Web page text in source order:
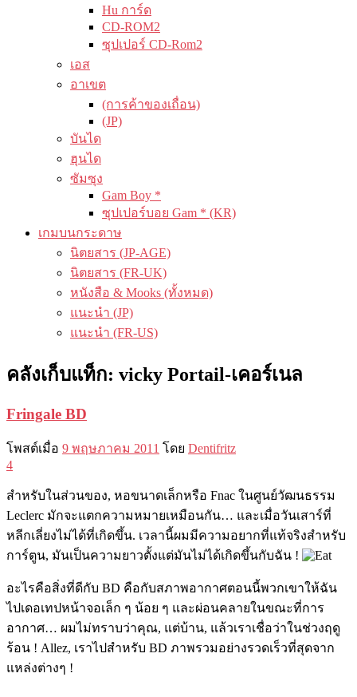
Hu การ์ด
CD-ROM2
ซุปเปอร์ CD-Rom2
เอส
อาเขต
(การค้าของเถื่อน)
(JP)
บันได
ฮุนได
ซัมซุง
Gam Boy *
ซุปเปอร์บอย Gam * (KR)
เกมบนกระดาษ
นิตยสาร (JP-AGE)
นิตยสาร (FR-UK)
หนังสือ & Mooks (ทั้งหมด)
แนะนำ (JP)
แนะนำ (FR-US)
คลังเก็บแท็ก: vicky Portail-เคอร์เนล
Fringale BD
โพสต์เมื่อ 9 พฤษภาคม 2011 โดย Dentifritz
4
สำหรับในส่วนของ, หอขนาดเล็กหรือ Fnac ในศูนย์วัฒนธรรม
Leclerc มักจะแตกความหมายเหมือนกัน… และเมื่อวันเสาร์ที่
หลีกเลี่ยงไม่ได้ที่เกิดขึ้น. เวลานี้ผมมีความอยากที่แท้จริงสำหรับ
การ์ตูน, มันเป็นความยาวตั้งแต่มันไม่ได้เกิดขึ้นกับฉัน !
อะไรคือสิ่งที่ดีกับ BD คือกับสภาพอากาศตอนนี้พวกเขาให้ฉัน
ไปเดอเทปหน้าจอเล็ก ๆ น้อย ๆ และผ่อนคลายในขณะที่การ
อากาศ… ผมไม่ทราบว่าคุณ, แต่บ้าน, แล้วเราเชื่อว่าในช่วงฤดู​​
ร้อน ! Allez, เราไปสำหรับ BD ภาพรวมอย่างรวดเร็วที่สุดจาก
แหล่งต่างๆ !